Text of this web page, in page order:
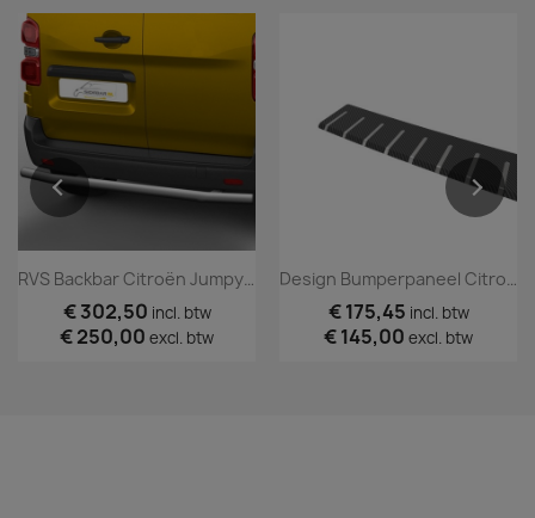
RVS Backbar Citroën Jumpy 2016+ Geborsteld
€ 302,50 incl. btw
€ 250,00 excl. btw
Design Bumperpaneel Citroën Jumpy 2016+ Zwart RVS
€ 175,45 incl. btw
€ 145,00 excl. btw